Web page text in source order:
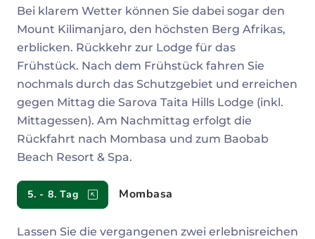
Bei klarem Wetter können Sie dabei sogar den
Mount Kilimanjaro, den höchsten Berg Afrikas,
erblicken. Rückkehr zur Lodge für das
Frühstück. Nach dem Frühstück fahren Sie
nochmals durch das Schutzgebiet und erreichen
gegen Mittag die Sarova Taita Hills Lodge (inkl.
Mittagessen). Am Nachmittag erfolgt die
Rückfahrt nach Mombasa und zum Baobab
Beach Resort & Spa.
5. - 8. Tag Mombasa
Lassen Sie die vergangenen zwei erlebnisreichen